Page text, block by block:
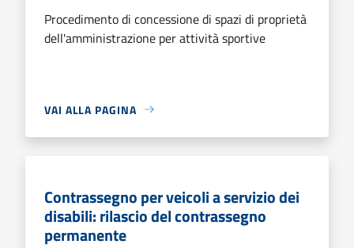
Procedimento di concessione di spazi di proprietà
dell'amministrazione per attività sportive
VAI ALLA PAGINA
Contrassegno per veicoli a servizio dei
disabili: rilascio del contrassegno
permanente